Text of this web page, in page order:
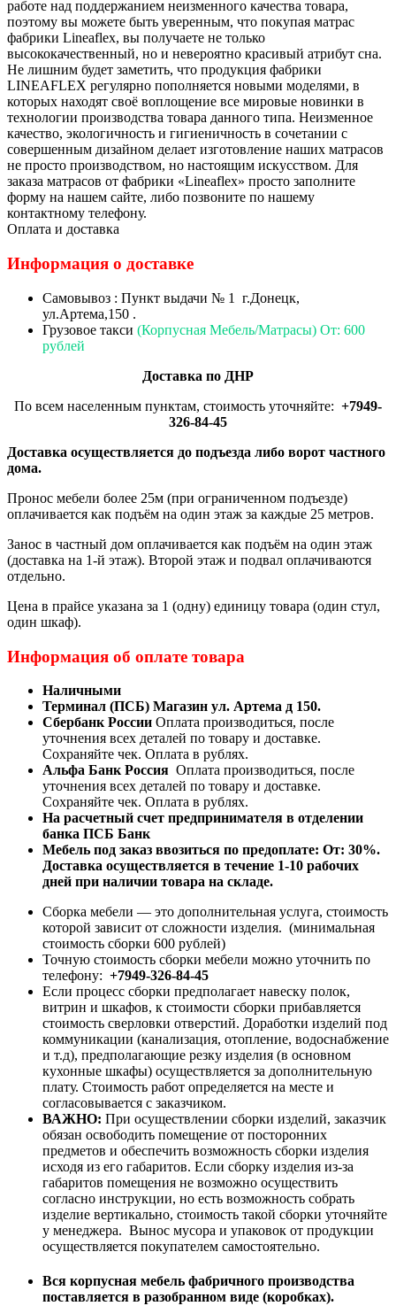
работе над поддержанием неизменного качества товара,
поэтому вы можете быть уверенным, что покупая матрас
фабрики Lineaflex, вы получаете не только
высококачественный, но и невероятно красивый атрибут сна.
Не лишним будет заметить, что продукция фабрики
LINEAFLEX регулярно пополняется новыми моделями, в
которых находят своё воплощение все мировые новинки в
технологии производства товара данного типа. Неизменное
качество, экологичность и гигиеничность в сочетании с
совершенным дизайном делает изготовление наших матрасов
не просто производством, но настоящим искусством. Для
заказа матрасов от фабрики «Lineaflex» просто заполните
форму на нашем сайте, либо позвоните по нашему
контактному телефону.
Оплата и доставка
Информация о доставке
Самовывоз : Пункт выдачи № 1 г.Донецк,
ул.Артема,150 .
Грузовое такси (Корпусная Мебель/Матрасы) От: 600
рублей
Доставка по ДНР
По всем населенным пунктам, стоимость уточняйте: +7949-
326-84-45
Доставка осуществляется до подъезда либо ворот частного
дома.
Пронос мебели более 25м (при ограниченном подъезде)
оплачивается как подъём на один этаж за каждые 25 метров.
Занос в частный дом оплачивается как подъём на один этаж
(доставка на 1-й этаж). Второй этаж и подвал оплачиваются
отдельно.
Цена в прайсе указана за 1 (одну) единицу товара (один стул,
один шкаф).
Информация об оплате товара
Наличными
Терминал (ПСБ) Магазин ул. Артема д 150.
Сбербанк России Оплата производиться, после
уточнения всех деталей по товару и доставке.
Сохраняйте чек. Оплата в рублях.
Альфа Банк Россия Оплата производиться, после
уточнения всех деталей по товару и доставке.
Сохраняйте чек. Оплата в рублях.
На расчетный счет предпринимателя в отделении
банка ПСБ Банк
Мебель под заказ ввозиться по предоплате: От: 30%.
Доставка осуществляется в течение 1-10 рабочих
дней при наличии товара на складе.
Сборка мебели — это дополнительная услуга, стоимость
которой зависит от сложности изделия. (минимальная
стоимость сборки 600 рублей)
Точную стоимость сборки мебели можно уточнить по
телефону: +7949-326-84-45
Если процесс сборки предполагает навеску полок,
витрин и шкафов, к стоимости сборки прибавляется
стоимость сверловки отверстий. Доработки изделий под
коммуникации (канализация, отопление, водоснабжение
и т.д), предполагающие резку изделия (в основном
кухонные шкафы) осуществляется за дополнительную
плату. Стоимость работ определяется на месте и
согласовывается с заказчиком.
ВАЖНО: При осуществлении сборки изделий, заказчик
обязан освободить помещение от посторонних
предметов и обеспечить возможность сборки изделия
исходя из его габаритов. Если сборку изделия из-за
габаритов помещения не возможно осуществить
согласно инструкции, но есть возможность собрать
изделие вертикально, стоимость такой сборки уточняйте
у менеджера. Вынос мусора и упаковок от продукции
осуществляется покупателем самостоятельно.
Вся корпусная мебель фабричного производства
поставляется в разобранном виде (коробках).